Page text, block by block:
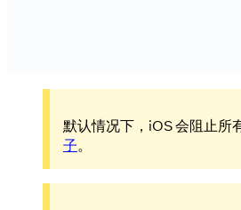
默认情况下，iOS 会阻止
子。